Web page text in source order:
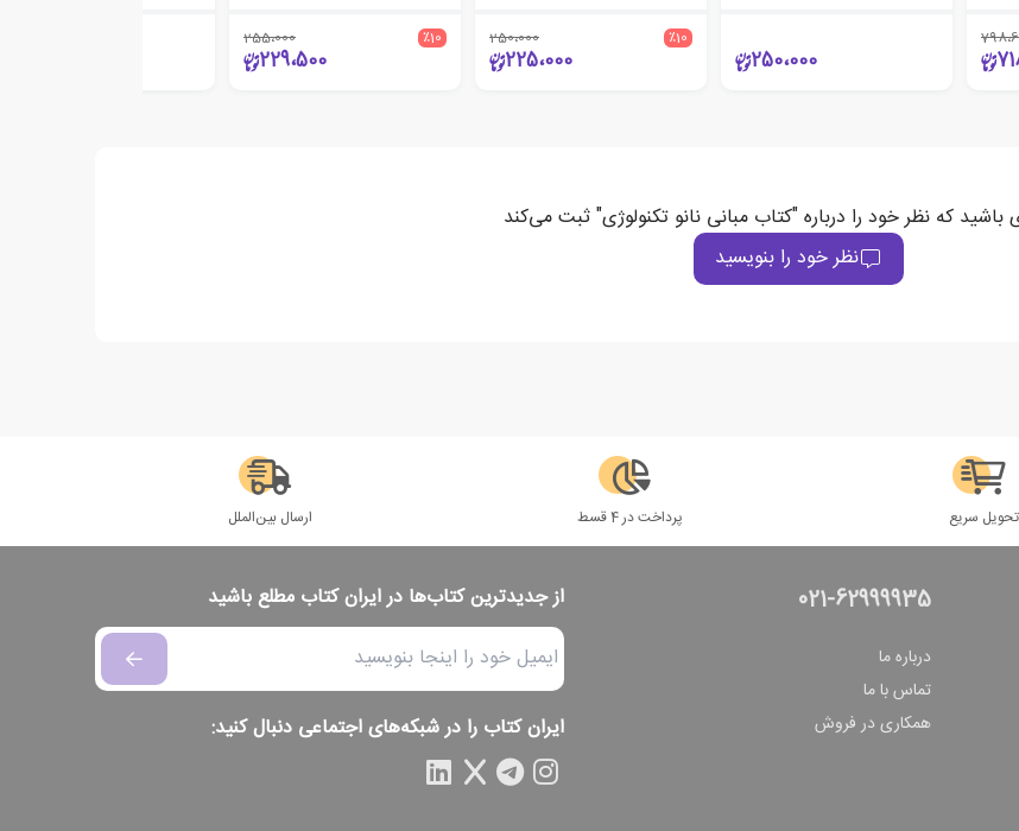
250،000
٪10 250،000
225،000
٪10 255،000
229،500
باشید که نظر خود را درباره "کتاب مبانی نانو تکنولوژی" ثبت می‌کند
نظر خود را بنویسید
تحویل سریع پرداخت در 4 قسط ارسال بین‌الملل
021-62999935
درباره ما
تماس با ما
همکاری در فروش
از جدیدترین کتاب‌ها در ایران کتاب مطلع باشید
ایران کتاب را در شبکه‌های اجتماعی دنبال کنید: